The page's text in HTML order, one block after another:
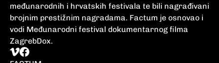
međunarodnih i hrvatskih festivala te bili nagrađivani
brojnim prestižnim nagradama. Factum je osnovao i
vodi Međunarodni festival dokumentarnog filma
ZagrebDox.